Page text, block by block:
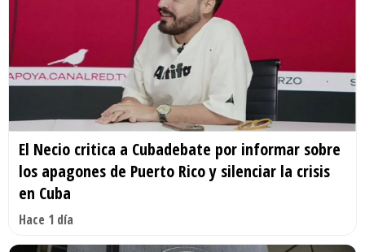
El Necio critica a Cubadebate por informar sobre
los apagones de Puerto Rico y silenciar la crisis
en Cuba
Hace 1 día